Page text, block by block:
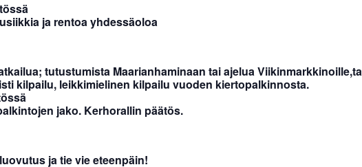
ja rentoa yhdessäoloa
tutustumista Maarianhaminaan tai ajelua Viikinmarkkinoille,tai
leikkimielinen kilpailu vuoden kiertopalkinnosta.
jako. Kerhorallin päätös.
ja tie vie eteenpäin!